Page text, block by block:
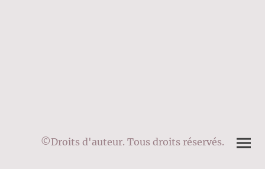
©Droits d'auteur. Tous droits réservés.